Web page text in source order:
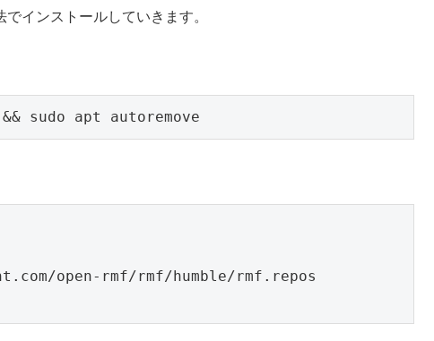
でインストールしていきます。
&& sudo apt autoremove
open-rmf/rmf/humble/rmf.repos